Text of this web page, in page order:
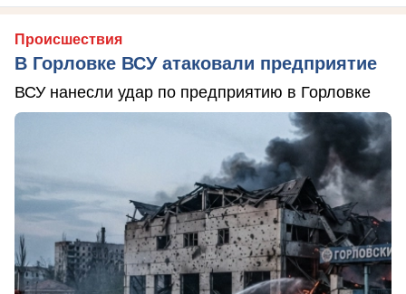
Происшествия
В Горловке ВСУ атаковали предприятие
ВСУ нанесли удар по предприятию в Горловке